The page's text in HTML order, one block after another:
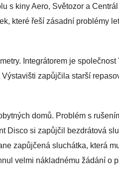
s kiny Aero, Světozor a
které řeší zásadní problémy
Integrátorem je společnost
zapůjčila starší
domů. Problém s
Disco si zapůjčil bezdrátová
zapůjčená sluchátka, která
velmi nákladnému žádání o